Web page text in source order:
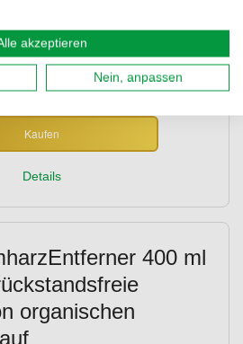
Kaufen
Details
400 ml
organischen
akzeptieren
Nein, anpassen